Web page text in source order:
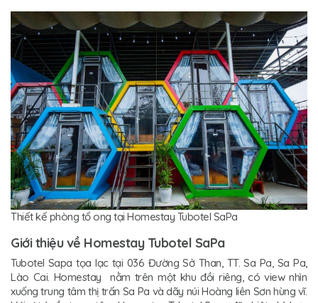
Thiết kế phòng tổ ong tại Homestay Tubotel SaPa
Giới thiệu về Homestay Tubotel SaPa
Tubotel Sapa tọa lạc tại 036 Đường Sở Than, TT. Sa Pa, Sa Pa,
Lào Cai. Homestay nằm trên một khu đồi riêng, có view nhìn
xuống trung tâm thị trấn Sa Pa và dãy núi Hoàng liên Sơn hùng vĩ.